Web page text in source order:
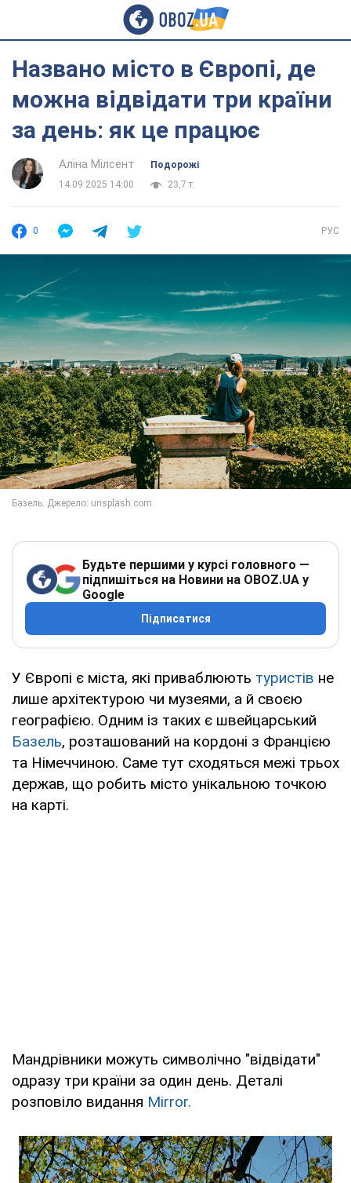
Названо місто в Європі, де
можна відвідати три країни
за день: як це працює
Аліна Мілсент
Подорожі
14.09.2025 14:00
23,7 т.
0 РУС
Будьте першими у курсі головного —
підпишіться на Новини на OBOZ.UA у
Google
Підписатися
У Європі є міста, які приваблюють туристів не
лише архітектурою чи музеями, а й своєю
географією. Одним із таких є швейцарський
Базель, розташований на кордоні з Францією
та Німеччиною. Саме тут сходяться межі трьох
держав, що робить місто унікальною точкою
на карті.
Мандрівники можуть символічно "відвідати"
одразу три країни за один день. Деталі
розповіло видання Mirror.